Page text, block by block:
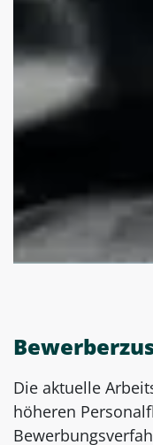
Die aktuelle
höheren